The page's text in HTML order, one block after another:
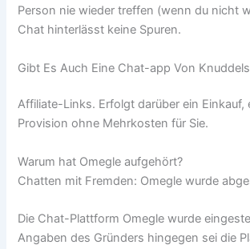
Person nie wieder treffen (wenn du nicht
Chat hinterlässt keine Spuren.
Gibt Es Auch Eine Chat-app Von
Affiliate-Links. Erfolgt darüber ein Einkauf,
Provision ohne Mehrkosten für Sie.
Warum hat Omegle aufgehört?
Chatten mit Fremden: Omegle wurde
Die Chat-Plattform Omegle wurde
Angaben des Gründers hingegen sei die